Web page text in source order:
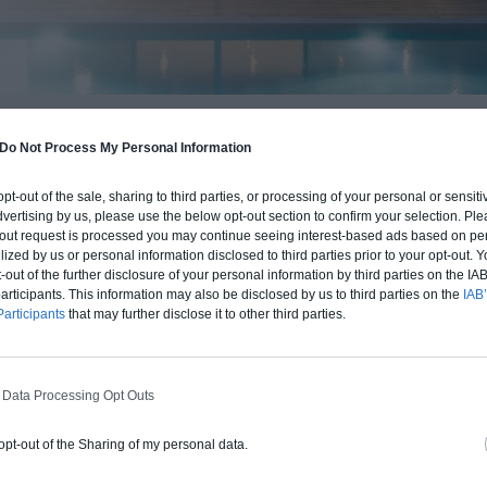
Do Not Process My Personal Information
out of the sale, sharing to third parties, or processing of your personal or
by us, please use the below opt-out section to confirm your selection.
request is processed you may continue seeing interest-based ads based on
by us or personal information disclosed to third parties prior to your opt-out.
of the further disclosure of your personal information by third parties on the
This information may also be disclosed by us to third parties on the
that may further disclose it to other third parties.
Processing Opt Outs
out of the Sharing of my personal data.
BUDGET ET PROCÉDÉ
type de livraison souhaité : auto-construction, clos
d'air) ou clé en main.
Auto-construction Clos couvert Clé en main
Construction ossature bois
normes standards. Construction en